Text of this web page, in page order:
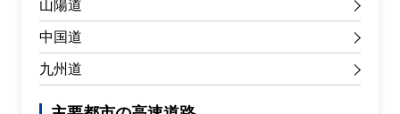
山陽道
中国道
九州道